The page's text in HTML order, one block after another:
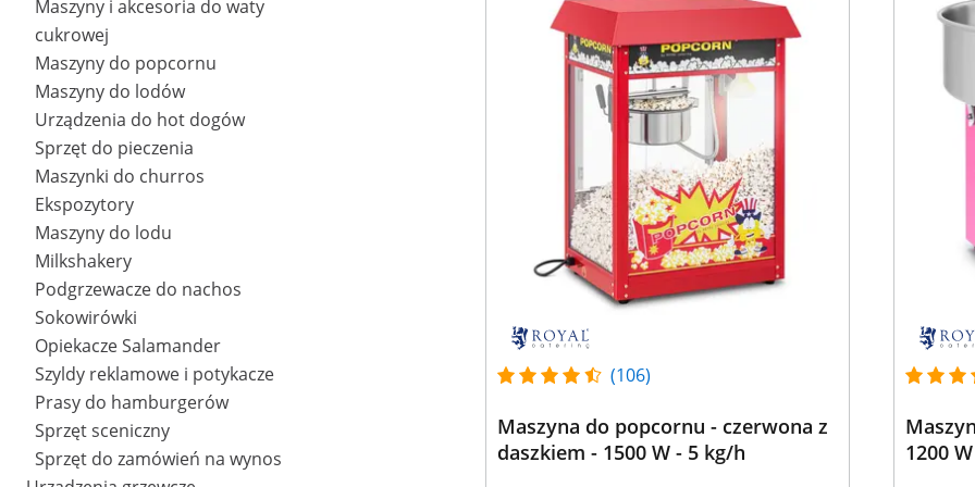
Maszyny i akcesoria do waty
cukrowej
Maszyny do popcornu
Maszyny do lodów
Urządzenia do hot dogów
Sprzęt do pieczenia
Maszynki do churros
Ekspozytory
Maszyny do lodu
Milkshakery
Podgrzewacze do nachos
Sokowirówki
Opiekacze Salamander
Szyldy reklamowe i potykacze
Prasy do hamburgerów
Sprzęt sceniczny
Sprzęt do zamówień na wynos
(106)
Maszyna do popcornu - czerwona z
daszkiem - 1500 W - 5 kg/h
1200 W